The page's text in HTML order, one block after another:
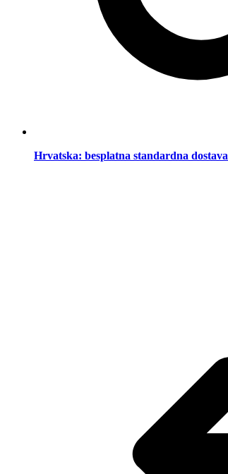
Hrvatska: besplatna standardna dostava